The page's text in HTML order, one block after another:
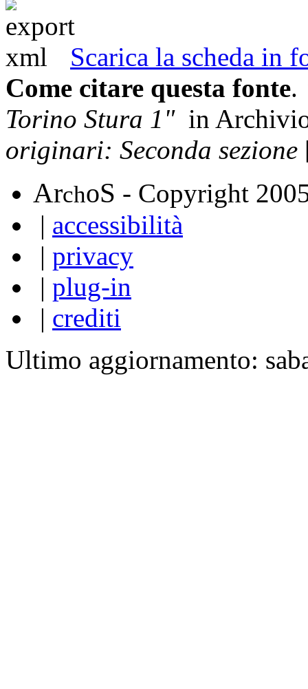
Scarica la scheda in
Come citare questa fonte.
Torino Stura 1"in
originari: Seconda sezione
ArchoS - Copyright
| accessibilità
| privacy
| plug-in
| crediti
Ultimo aggiornamento: